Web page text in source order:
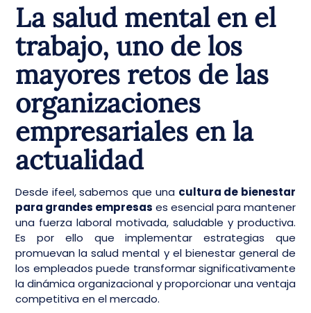
La salud mental en el
trabajo, uno de los
mayores retos de las
organizaciones
empresariales en la
actualidad
Desde ifeel, sabemos que una cultura de bienestar
para grandes empresas es esencial para mantener
una fuerza laboral motivada, saludable y productiva.
Es por ello que implementar estrategias que
promuevan la salud mental y el bienestar general de
los empleados puede transformar significativamente
la dinámica organizacional y proporcionar una ventaja
competitiva en el mercado.